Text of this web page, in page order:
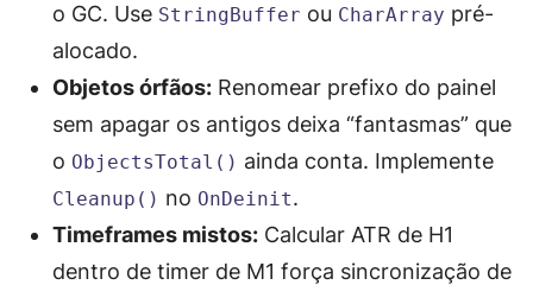
o GC. Use StringBuffer ou CharArray pré-
alocado.
Objetos órfãos: Renomear prefixo do painel
sem apagar os antigos deixa “fantasmas” que
o ObjectsTotal() ainda conta. Implemente
Cleanup() no OnDeinit.
Timeframes mistos: Calcular ATR de H1
dentro de timer de M1 força sincronização de